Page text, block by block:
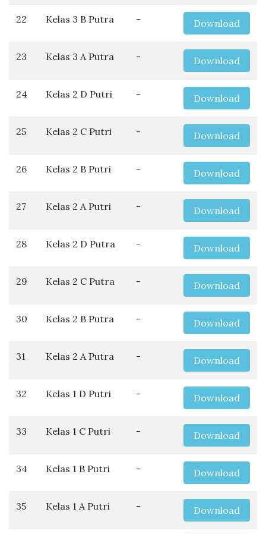
22 Kelas 3 B Putra - Download
23 Kelas 3 A Putra - Download
24 Kelas 2 D Putri - Download
25 Kelas 2 C Putri - Download
26 Kelas 2 B Putri - Download
27 Kelas 2 A Putri - Download
28 Kelas 2 D Putra - Download
29 Kelas 2 C Putra - Download
30 Kelas 2 B Putra - Download
31 Kelas 2 A Putra - Download
32 Kelas 1 D Putri - Download
33 Kelas 1 C Putri - Download
34 Kelas 1 B Putri - Download
35 Kelas 1 A Putri - Download